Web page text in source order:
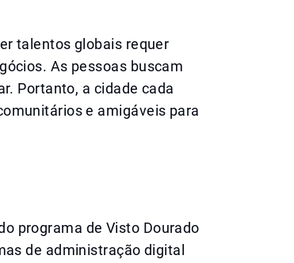
talentos globais requer
As pessoas buscam
Portanto, a cidade cada
e amigáveis para
programa de Visto Dourado
de administração digital